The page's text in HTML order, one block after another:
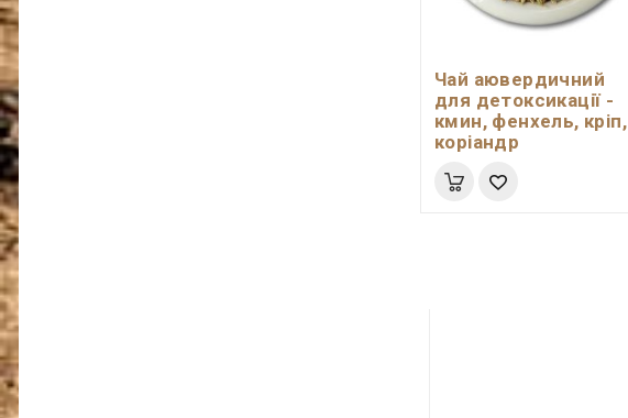
Чай аювердичний
для детоксикації -
кмин, фенхель, кріп,
коріандр